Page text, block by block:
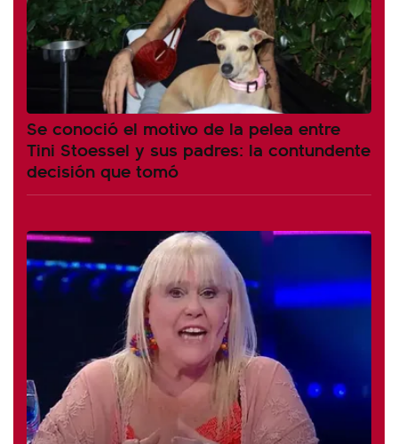
Se conoció el motivo de la pelea entre
Tini Stoessel y sus padres: la contundente
decisión que tomó